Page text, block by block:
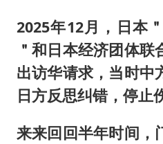
2025年12月，日本
＂和日本经济团体
出访华请求，当时中
日方反思纠错，停止
来来回回半年时间，